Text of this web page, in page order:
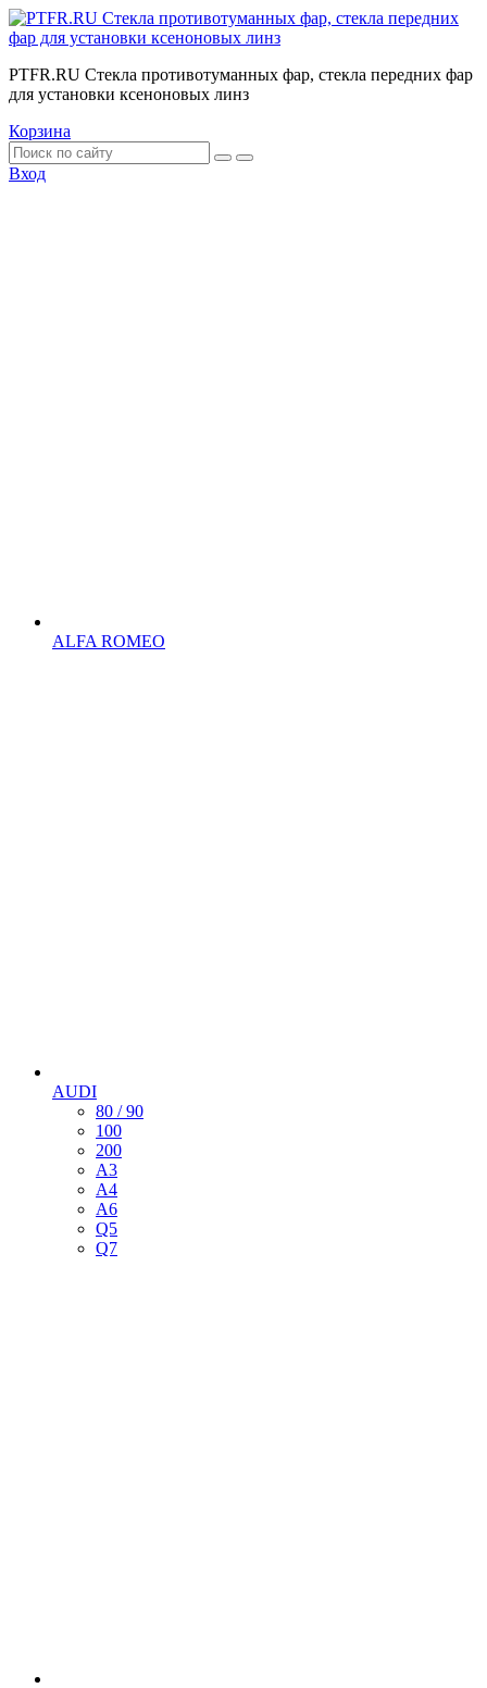
PTFR.RU Стекла противотуманных фар, стекла передних фар
для установки ксеноновых линз
Корзина
Вход
ALFA ROMEO
AUDI
80 / 90
100
200
A3
А4
А6
Q5
Q7